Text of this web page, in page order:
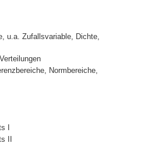
u.a. Zufallsvariable, Dichte,
Normbereiche,
I
II